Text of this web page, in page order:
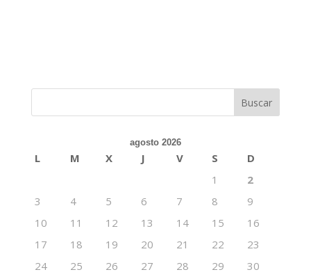
agosto 2026
L M X J V S
D
1
2
3
4 5 6 7 8
9
10
11 12 13 14 15
16
17
18 19 20 21 22
23
24
25 26 27 28 29
30